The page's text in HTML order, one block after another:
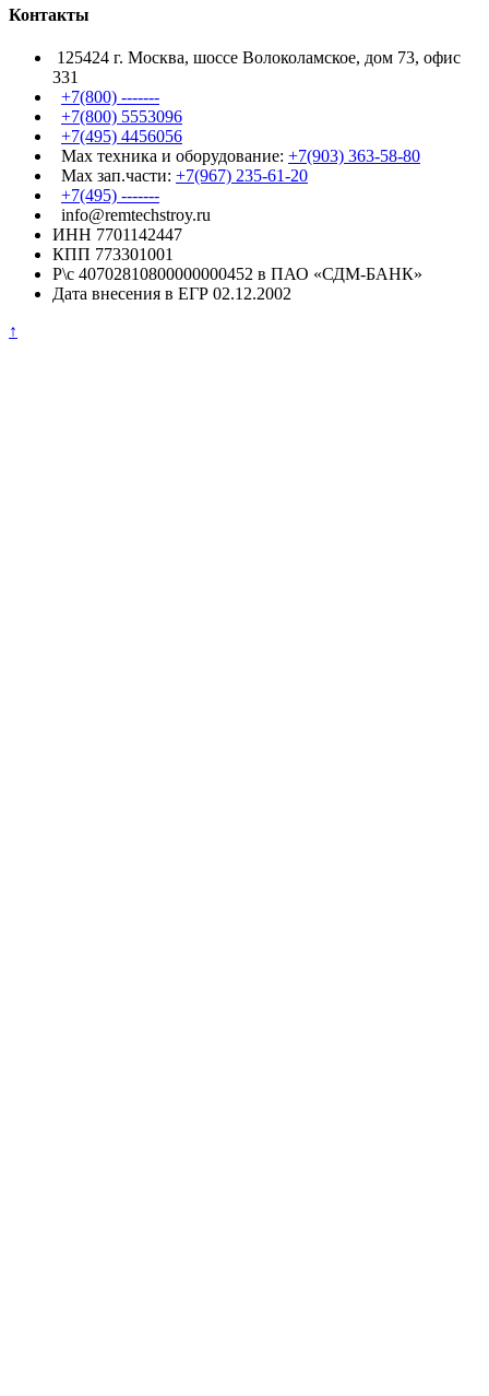
Контакты
125424 г. Москва, шоссе Волоколамское, дом 73, офис
331
+7(800) -------
+7(800) 5553096
+7(495) 4456056
Max техника и оборудование: +7(903) 363-58-80
Max зап.части: +7(967) 235-61-20
+7(495) -------
info@remtechstroy.ru
ИНН 7701142447
КПП 773301001
Р\с 40702810800000000452 в ПАО «СДМ-БАНК»
Дата внесения в ЕГР 02.12.2002
↑